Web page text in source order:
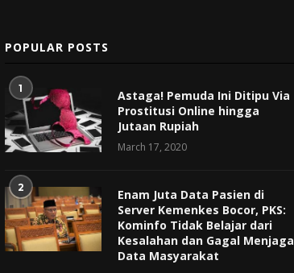
POPULAR POSTS
1
Astaga! Pemuda Ini Ditipu Via
Prostitusi Online hingga
Jutaan Rupiah
March 17, 2020
2
Enam Juta Data Pasien di
Server Kemenkes Bocor, PKS:
Kominfo Tidak Belajar dari
Kesalahan dan Gagal Menjaga
Data Masyarakat